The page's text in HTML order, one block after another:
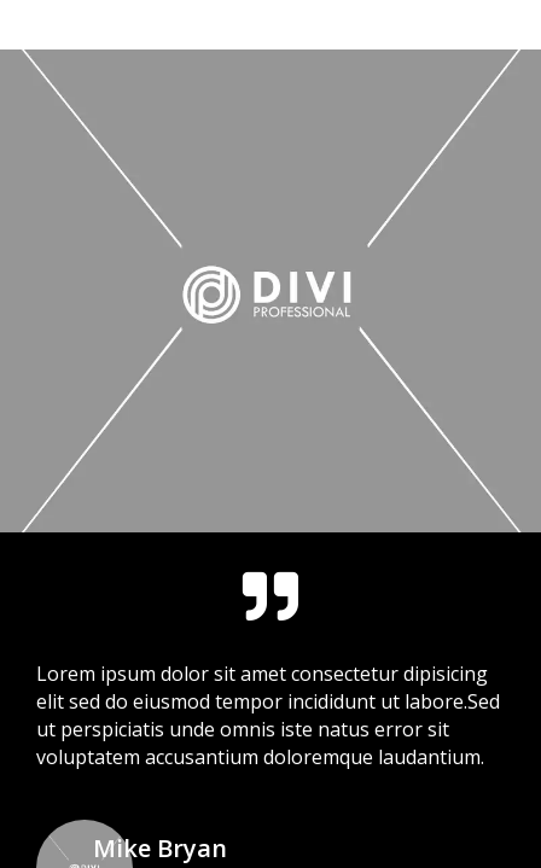

Lorem ipsum dolor sit amet consectetur dipisicing
elit sed do eiusmod tempor incididunt ut labore.Sed
ut perspiciatis unde omnis iste natus error sit
voluptatem accusantium doloremque laudantium.
Mike Bryan